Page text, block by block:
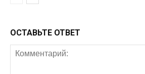
ОСТАВЬТЕ ОТВЕТ